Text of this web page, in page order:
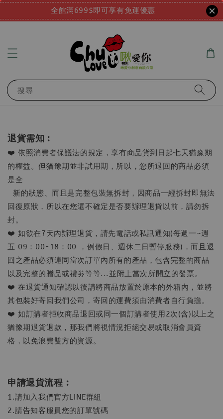
全館滿699$即可享有免運優惠
搜尋
退貨需知︰
❤️ 依照消費者保護法的規定，享有商品貨到日起七天猶豫期
的權益。但猶豫期並非試用期，所以，您所退回的商品必須
是全
新的狀態、而且是完整包裝無拆封，因商品一經拆封即無法
回復原狀，所以在您還不確定是否要辦理退貨以前，請勿拆
封。
❤️ 如欲在7天內辦理退貨，請先電話或私訊通知(每週一~週
五 09：00-18：00 ，例假日、週休二日暫停服務)，而且退
回之產品必須連同當次訂單內所有的產品，包含完整的商品
以及完整的贈品或禮劵等等...並附上當次所開立的發票。
❤️ 在退貨通知確認以後請將商品放置於原本的外箱內，並將
其包裝好寄回我們公司，寄回的運費須由消費者自行負擔。
❤️ 如訂購者拒收商品退回或同一個訂購者使用2次(含)以上之
猶豫期退貨退款，那我們將視情況拒絕交易或取消會員資
格，以免浪費雙方的資源。
申請退貨流程︰
1.請加入我們官方LINE群組
2.請告知客服員您的訂單號碼